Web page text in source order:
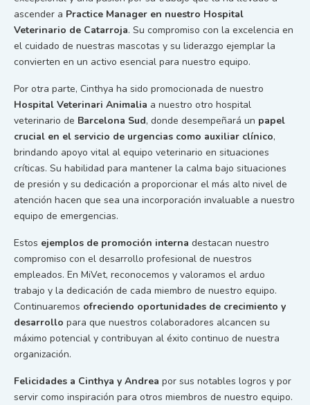
ascender a Practice Manager en nuestro Hospital
Veterinario de Catarroja. Su compromiso con la excelencia en
el cuidado de nuestras mascotas y su liderazgo ejemplar la
convierten en un activo esencial para nuestro equipo.
Por otra parte, Cinthya ha sido promocionada de nuestro
Hospital Veterinari Animalia a nuestro otro hospital
veterinario de Barcelona Sud, donde desempeñará un papel
crucial en el servicio de urgencias como auxiliar clínico,
brindando apoyo vital al equipo veterinario en situaciones
críticas. Su habilidad para mantener la calma bajo situaciones
de presión y su dedicación a proporcionar el más alto nivel de
atención hacen que sea una incorporación invaluable a nuestro
equipo de emergencias.
Estos ejemplos de promoción interna destacan nuestro
compromiso con el desarrollo profesional de nuestros
empleados. En MiVet, reconocemos y valoramos el arduo
trabajo y la dedicación de cada miembro de nuestro equipo.
Continuaremos ofreciendo oportunidades de crecimiento y
desarrollo para que nuestros colaboradores alcancen su
máximo potencial y contribuyan al éxito continuo de nuestra
organización.
Felicidades a Cinthya y Andrea por sus notables logros y por
servir como inspiración para otros miembros de nuestro equipo.